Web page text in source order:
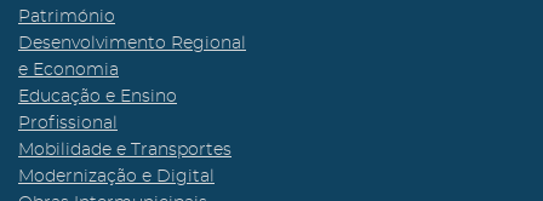
Património
Desenvolvimento Regional
e Economia
Educação e Ensino
Profissional
Mobilidade e Transportes
Modernização e Digital